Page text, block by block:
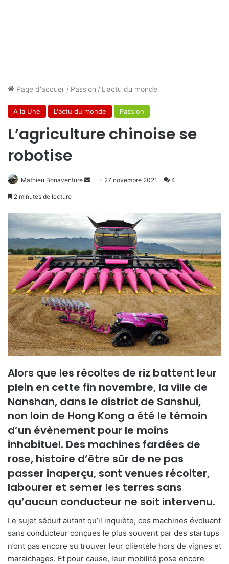
Page d'accueil / Passion / L'actu du monde
A la Une L'actu du monde Passion
L’agriculture chinoise se
robotise
Mathieu Bonaventure
Envoyer27 novembre 2021 4
2 minutes de lecture
Alors que les récoltes de riz battent leur
plein en cette fin novembre, la ville de
Nanshan, dans le district de Sanshui,
non loin de Hong Kong a été le témoin
d’un évènement pour le moins
inhabituel. Des machines fardées de
rose, histoire d’être sûr de ne pas
passer inaperçu, sont venues récolter,
labourer et semer les terres sans
qu’aucun conducteur ne soit intervenu.
Le sujet séduit autant qu’il inquiète, ces machines évoluant
sans conducteur conçues le plus souvent par des startups
n’ont pas encore su trouver leur clientèle hors de vignes et
maraichages. Et pour cause, leur mobilité pose encore